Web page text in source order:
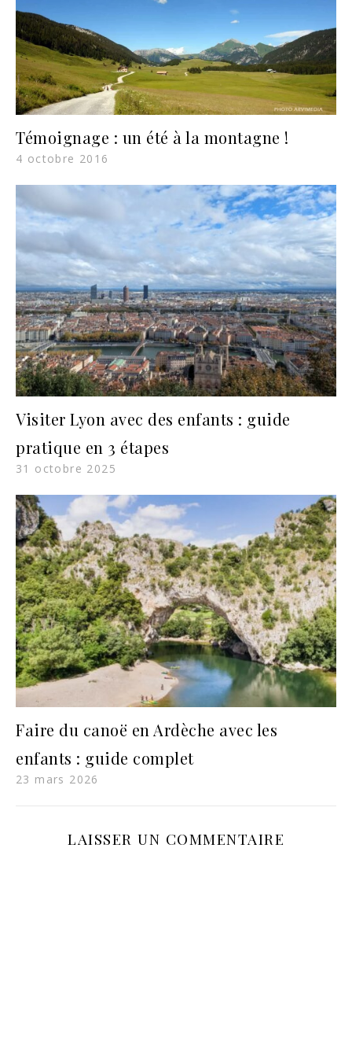
Témoignage : un été à la montagne !
4 octobre 2016
Visiter Lyon avec des enfants : guide
pratique en 3 étapes
31 octobre 2025
Faire du canoë en Ardèche avec les
enfants : guide complet
23 mars 2026
LAISSER UN COMMENTAIRE